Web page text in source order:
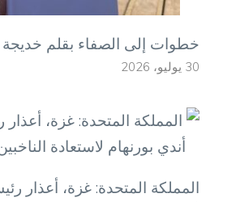
خطوات إلى الصفاء بقلم خديجة
30 يوليو، 2026
المملكة المتحدة: غزة، أعذار